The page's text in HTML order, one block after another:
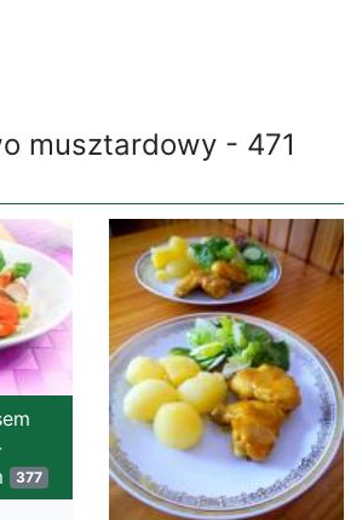
musztardowy - 471
377